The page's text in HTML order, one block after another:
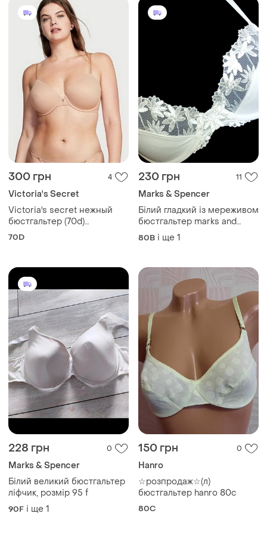
300 грн 4
Victoria's Secret
Victoria's secret нежный
бюстгальтер (70d)
разглаживание спины
70D
230 грн 11
Marks & Spencer
Білий гладкий із мереживом
бюстгальтер marks and
spencer 80b
80B і ще 1
228 грн 0
Marks & Spencer
Білий великий бюстгальтер
ліфчик, розмір 95 f
90F і ще 1
150 грн 0
Hanro
☆розпродаж☆(л)
бюстгальтер hanro 80с
80C